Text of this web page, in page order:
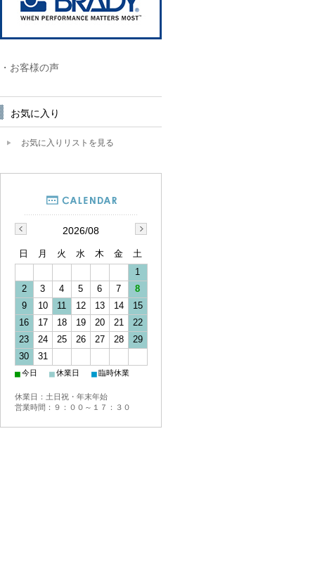
・お客様の声
お気に入り
お気に入りリストを見る
2026/08
日 月 火 水 木 金
土
1
2
3 4 5 6 7
8
9
10 11 12 13 14
15
16
17 18 19 20 21
22
23
24 25 26 27 28
29
30
31
■今日 ■休業日 ■臨時休業
休業日：土日祝・年末年始
営業時間：９：００～１７：３０